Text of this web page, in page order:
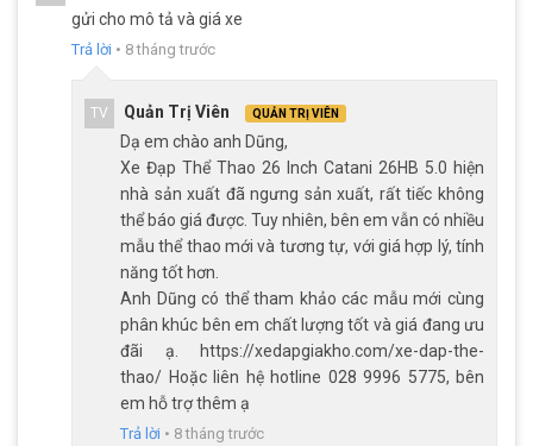
ưa thích và lựa chọn.
Là dòng xe được nhập khẩu trực tiếp từ
những thiết kế hiện đại, chất lượng cao cấp và giá thành vô
cùng hấp dẫn.
Hầu hết sản phẩm đến từ thương hiệu đều được sản xuất theo
Châu Âu hiện đại, nguồn nguyên vật liệu chọn lọc kỹ
càng, được các chuyên gia kiểm định nghiêm ngặt.
Xe Đạp Thể Thao 26 Inch Catani 26HB 5.0
Thiết kế trẻ trung, phù hợp với xu hướng
mang cấu hình của xe touring đường phố nên nhìn bề
ngoài nhỏ nhắn thanh lịch, phù hợp với những bạn trẻ năng
động cá tính kết hợp với màu sắc nổi bật, độc đáo và sang
gửi cho mô tả và giá xe
Trả lời • 8 tháng trước
TV Quản Trị Viên QUẢN TRỊ VIÊN
Dạ em chào anh Dũng,
Xe Đạp Thể Thao 26 Inch Catani 26HB 5.0 hiện
nhà sản xuất đã ngưng sản xuất, rất tiếc không
thể báo giá được. Tuy nhiên, bên em vẫn có nhiều
mẫu thể thao mới và tương tự, với giá hợp lý, tính
năng tốt hơn.
Anh Dũng có thể tham khảo các mẫu mới cùng
phân khúc bên em chất lượng tốt và giá đang ưu
đãi ạ. https://xedapgiakho.com/xe-dap-the-
thao/ Hoặc liên hệ hotline 028 9996 5775, bên
em hỗ trợ thêm ạ
Trả lời • 8 tháng trước